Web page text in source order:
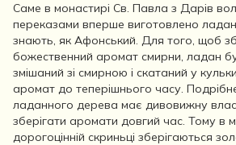
Саме в монастирі Св. Павла з Дарів
переказами вперше виготовлено
знають, як Афонський. Для того, щоб
божественний аромат смирни, ладан
змішаний зі смирною і скатаний у
аромат до теперішнього часу.
ладанного дерева має дивовижну
зберігати аромати довгий час. Тому в
дорогоцінній скриньці зберігаються